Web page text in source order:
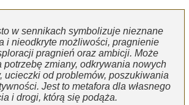
w sennikach symbolizuje nieznane
i nieodkryte możliwości, pragnienie
pragnień oraz ambicji. Może
potrzebę zmiany, odkrywania nowych
ucieczki od problemów, poszukiwania
Jest to metafora dla własnego
i drogi, którą się podąża.